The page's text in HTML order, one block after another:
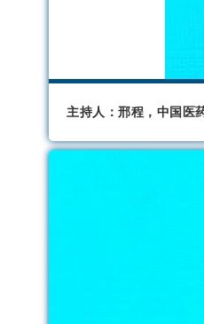
主持人：邢程，中国医